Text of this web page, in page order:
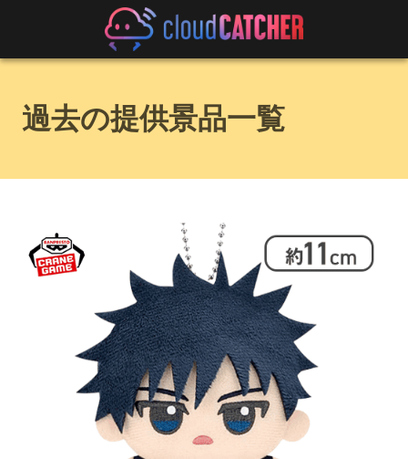
過去の提供景品一覧